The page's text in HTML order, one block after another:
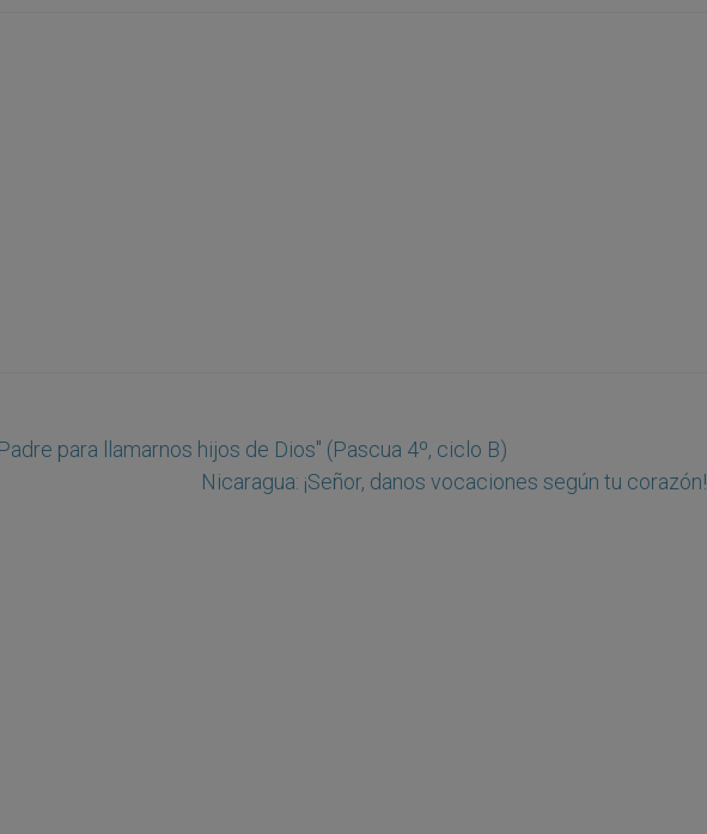
para llamarnos hijos de Dios" (Pascua 4º, ciclo B)
Nicaragua: ¡Señor, danos vocaciones según tu corazón!